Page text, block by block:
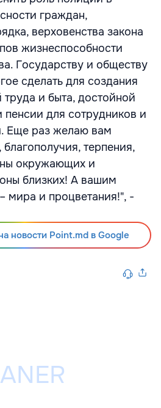
граждан,
верховенства закона
жизнеспособности
Государству и обществу
сделать для создания
и быта, достойной
пенсии для сотрудников и
Еще раз желаю вам
терпения,
окружающих и
близких! А вашим
мира и процветания!", -
новости Point.md в Google